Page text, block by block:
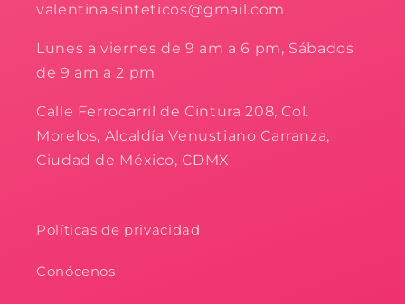
valentina.sinteticos@gmail.com
Lunes a viernes de 9 am a 6 pm, Sábados
de 9 am a 2 pm
Calle Ferrocarril de Cintura 208, Col.
Morelos, Alcaldía Venustiano Carranza,
Ciudad de México, CDMX
Políticas de privacidad
Conócenos